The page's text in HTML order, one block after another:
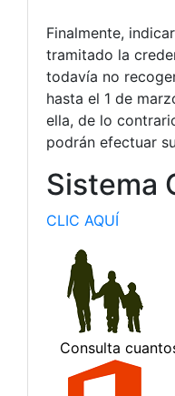
Finalmente,
tramitado la
todavía no
hasta el 1 de
ella, de lo
podrán efectuar
Sistema
CLIC AQUÍ